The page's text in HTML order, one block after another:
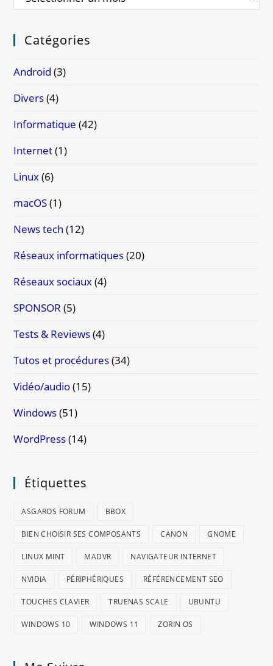
Catégories
Android (3)
Divers(4)
Informatique (42)
Internet(1)
Linux(6)
macOS(1)
News tech (12)
Réseaux informatiques(20)
Réseaux sociaux(4)
SPONSOR (5)
Tests & Reviews(4)
Tutos et procédures(34)
Vidéo/audio(15)
Windows(51)
WordPress(14)
Étiquettes
ASGAROS FORUM BBOX
BIEN CHOISIR SES COMPOSANTS CANON GNOME
LINUX MINT MADVR NAVIGATEUR INTERNET
NVIDIA PÉRIPHÉRIQUES RÉFÉRENCEMENT SEO
TOUCHES CLAVIER TRUENAS SCALE UBUNTU
WINDOWS 10 WINDOWS 11 ZORIN OS